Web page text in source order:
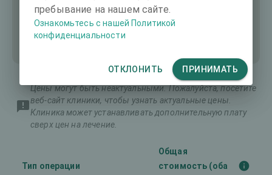
Цены могут быть неактуальными. Пожалуйста, посетите
веб-сайт клиники, чтобы узнать актуальные цены.
Клиника может устанавливать дополнительную плату
сверх цен на лечение.
Тип операции
Общая
стоимость (оба
пребывание на нашем сайте.
Ознакомьтесь с нашей Политикой
конфиденциальности
ОТКЛОНИТЬ ПРИНИМАТЬ